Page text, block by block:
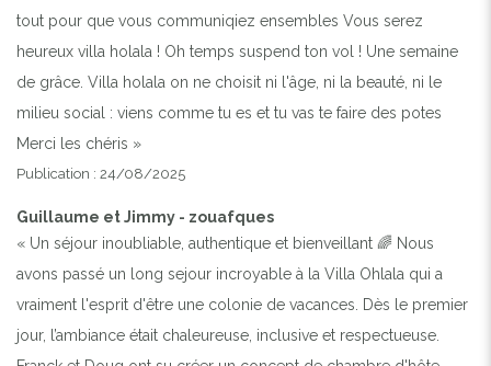
tout pour que vous communiqiez ensembles Vous serez
heureux villa holala ! Oh temps suspend ton vol ! Une semaine
de grâce. Villa holala on ne choisit ni l'âge, ni la beauté, ni le
milieu social : viens comme tu es et tu vas te faire des potes
Merci les chéris »
Publication : 24/08/2025
Guillaume et Jimmy - zouafques
« Un séjour inoubliable, authentique et bienveillant 🌈 Nous
avons passé un long sejour incroyable à la Villa Ohlala qui a
vraiment l'esprit d'être une colonie de vacances. Dès le premier
jour, l’ambiance était chaleureuse, inclusive et respectueuse.